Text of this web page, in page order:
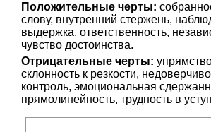
Положительные черты:
слову, внутренний стержень,
выдержка, ответственность,
чувство достоинства.
Отрицательные черты:
склонность к резкости,
контроль, эмоциональная
прямолинейность, трудность в